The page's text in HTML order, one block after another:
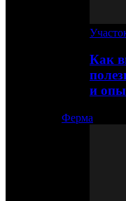
Как
и
Ферма